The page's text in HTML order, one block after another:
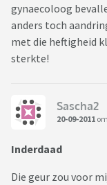
gynaecoloog
anders toch
met die heftigheid
sterkte!
Sascha2
20-09-2011
Inderdaad
Die geur zou voor